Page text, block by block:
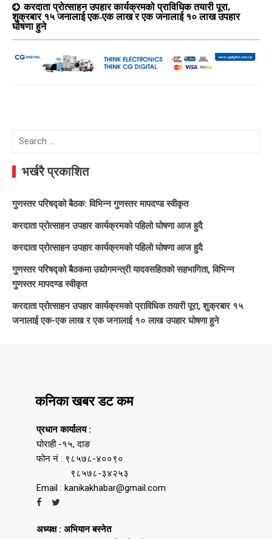
करदाता प्रोत्साहन उपहार कार्यक्रमको प्राविधिक तयारी पूरा,
शुक्रबार १५ जनालाई एक-एक लाख र एक जनालाई १० लाख उपहार
घोषणा हुने
Search
भर्खरै प्रकाशित
गुणस्तर परिषद्को बैठक: विभिन्न गुणस्तर मापदण्ड स्वीकृत
करदाता प्रोत्साहन उपहार कार्यक्रमको पहिलो घोषणा आज हुदै
करदाता प्रोत्साहन उपहार कार्यक्रमको पहिलो घोषणा आज हुदै
गुणस्तर परिषद्को बैठकमा उद्योगमन्त्री यादवसहितको सहभागिता, विभिन्न
गुणस्तर मापदण्ड स्वीकृत
करदाता प्रोत्साहन उपहार कार्यक्रमको प्राविधिक तयारी पूरा, शुक्रबार १५
जनालाई एक-एक लाख र एक जनालाई १० लाख उपहार घोषणा हुने
कनिका खबर डट कम
प्रधान कार्यालय :
घोराही -१५, दाङ
फोन नं : ९८५७८-४००९०
९८५७८-३४२५३
Email : kanikakhabar@gmail.com
अध्यक्ष : अभियान बस्नेत